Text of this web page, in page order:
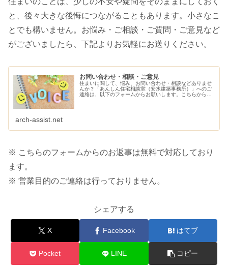
と、後々大きな後悔につながることもあります。小さなこ
とでも構いません。お悩み・ご相談・ご質問・ご意見など
がございましたら、下記よりお気軽にお送りください。
お問い合わせ・相談・ご意見
住まいに関して、悩み、お問い合わせ・相談などありませ
んか？「あんしん住宅相談室（安水建築事務所）」へのご
連絡は、以下のフォームからお願いします。こちらから、
arch-assist.net
※ こちらのフォームからのお返事は無料で対応しており
ます。
※ 営業目的のご連絡は行っておりません。
シェアする
X Facebook はてブ
Pocket LINE コピー